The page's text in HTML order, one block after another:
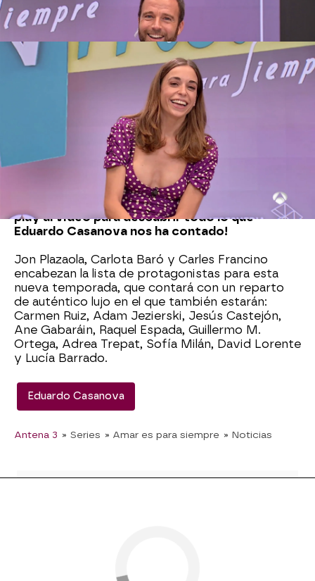
de Raúl que l legará a la plaza de los Frutos "a
liarla un poquito"
Historias de amor, momentos muy divertidos...
los nuevos capítulos de 'Amar es para siempre'
estarán llenos de nuevos elementos que
engancharán a los fieles seguidores de la serie.
La frase más escuchada en la presentación de la
esperada décima temporada ha sido:
a 'Amar'"
¿Quieres saber todas las novedades que
podrás ver en la décima temporada? ¡Dale al
play al vídeo para descubrir todo lo que
Eduardo Casanova nos ha contado!
Jon Plazaola, Carlota Baró y Carles Francino
encabezan la lista de protagonistas para esta
nueva temporada, que contará con un reparto
de auténtico lujo en el que también estarán:
Carmen Ruiz, Adam Jezierski, Jesús Castejón,
Ane Gabaráin, Raquel Espada, Guillermo M.
Ortega, Adrea Trepat, Sofía Milán, David Lorente
y Lucía Barrado.
Eduardo Casanova
Antena 3 » Series » Amar es para siempre » Noticias